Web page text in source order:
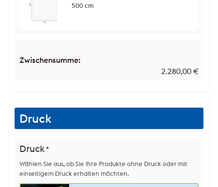
500 cm
Zwischensumme:
2.280,00 €
Druck
Druck *
Wählen Sie aus, ob Sie Ihre Produkte ohne Druck oder mit
einseitigem Druck erhalten möchten.